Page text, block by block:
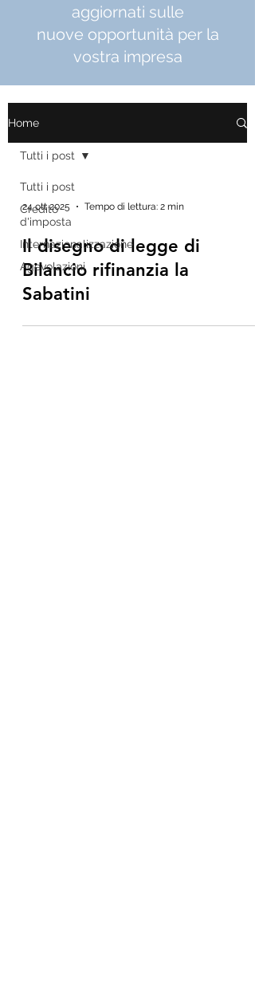
aggiornati sulle
nuove opportunità per la
vostra impresa
Home
Tutti i post
Credito
d'imposta
Internazionalizzazione
Agevolazioni
Tutti i post
24 ott 2025 Tempo di lettura: 2 min
Il disegno di legge di
Bilancio rifinanzia la
Sabatini